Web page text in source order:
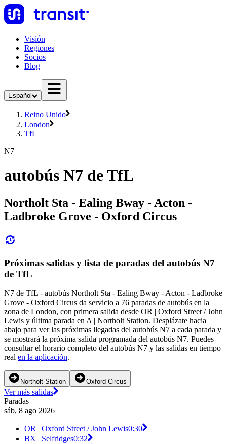
Visión
Regiones
Socios
Blog
Español
Reino Unido
London
TfL
N7
autobús N7 de TfL
Northolt Sta - Ealing Bway - Acton -
Ladbroke Grove - Oxford Circus
Próximas salidas y lista de paradas del autobús N7
de TfL
N7 de TfL - autobús Northolt Sta - Ealing Bway - Acton - Ladbroke
Grove - Oxford Circus da servicio a 76 paradas de autobús en la
zona de London, con primera salida desde OR | Oxford Street / John
Lewis y última parada en A | Northolt Station. Desplázate hacia
abajo para ver las próximas llegadas del autobús N7 a cada parada y
se mostrará la próxima salida programada del autobús N7. Puedes
consultar el horario completo del autobús N7 y las salidas en tiempo
real en la aplicación.
Northolt Station Oxford Circus
Ver más salidas
Paradas
sáb, 8 ago 2026
OR | Oxford Street / John Lewis0:30
BX | Selfridges0:32